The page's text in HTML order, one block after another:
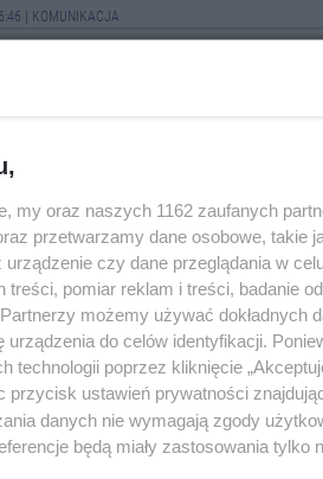
KOMUNIKACJA
hybrydowych.
my oraz naszych 1162 zaufanych
przetwarzamy dane osobowe, takie
urządzenie czy dane przeglądania w
pomiar reklam i treści, badanie
możemy używać dokładnych
do celów identyfikacji.
technologii poprzez kliknięcie
przycisk ustawień prywatności
danych nie wymagają zgody
będą miały zastosowania tylko